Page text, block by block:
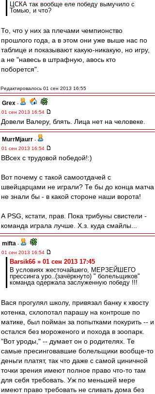
ЦСКА так вообще еле победу вымучило с
Томью, и что?
То, что у них за плечами чемпионство
прошлого года, а в этом они уже выше нас по
таблице и показывают какую-никакую, но игру,
а не "навесь в штрафную, авось кто
поборется".
Редактировалось 01 сен 2013 16:55
Grex -
01 сен 2013 16:54
Довели Валеру, блять. Лица нет на человеке.
MurrMjaurr -
01 сен 2013 16:54
ВВсех с трудовой победой!:)
Вот почему с такой самоотдачей с
швейцарцами не играли? Те бы до конца матча
не знали бы - в какой стороне наши ворота!
А PSG, кстати, прав. Пока трибуны свистели -
команда играла лучше. Х.з. куда смайлы...
mifta -
01 сен 2013 16:54
Barsik66 » 01 сен 2013 17:45
В условиях жесточайшего, МЕРЗЕЙШЕГО
прессинга уро..(зачёркнуто) " болельщиков"
команда одержала заслуженную победу !!!
Вася прогулял школу, привязал банку к хвосту
котенка, схлопотал парашу на контроше по
матике, был пойман за попытками покурить -- и
остался без мороженого и похода в зоопарк.
"Вот уроды," -- думает он о родителях. Те
самые пресинговавшие болельщики вообще-то
деньги платят, так что даже с самой циничной
точки зрения имеют полное право что-то там
для себя требовать. Уж по меньшей мере
имеют право требовать не сливать дома без